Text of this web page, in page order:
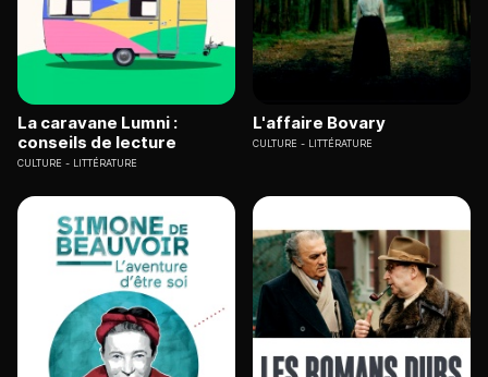
La caravane Lumni :
conseils de lecture
CULTURE LITTÉRATURE
L'affaire Bovary
CULTURE LITTÉRATURE